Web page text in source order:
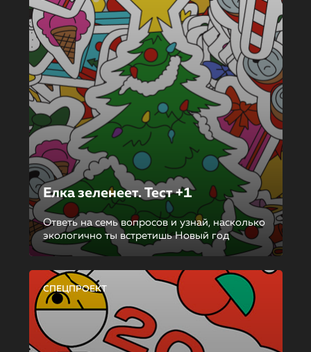
Елка зеленеет. Тест +1
Ответь на семь вопросов и узнай, насколько
экологично ты встретишь Новый год
СПЕЦПРОЕКТ